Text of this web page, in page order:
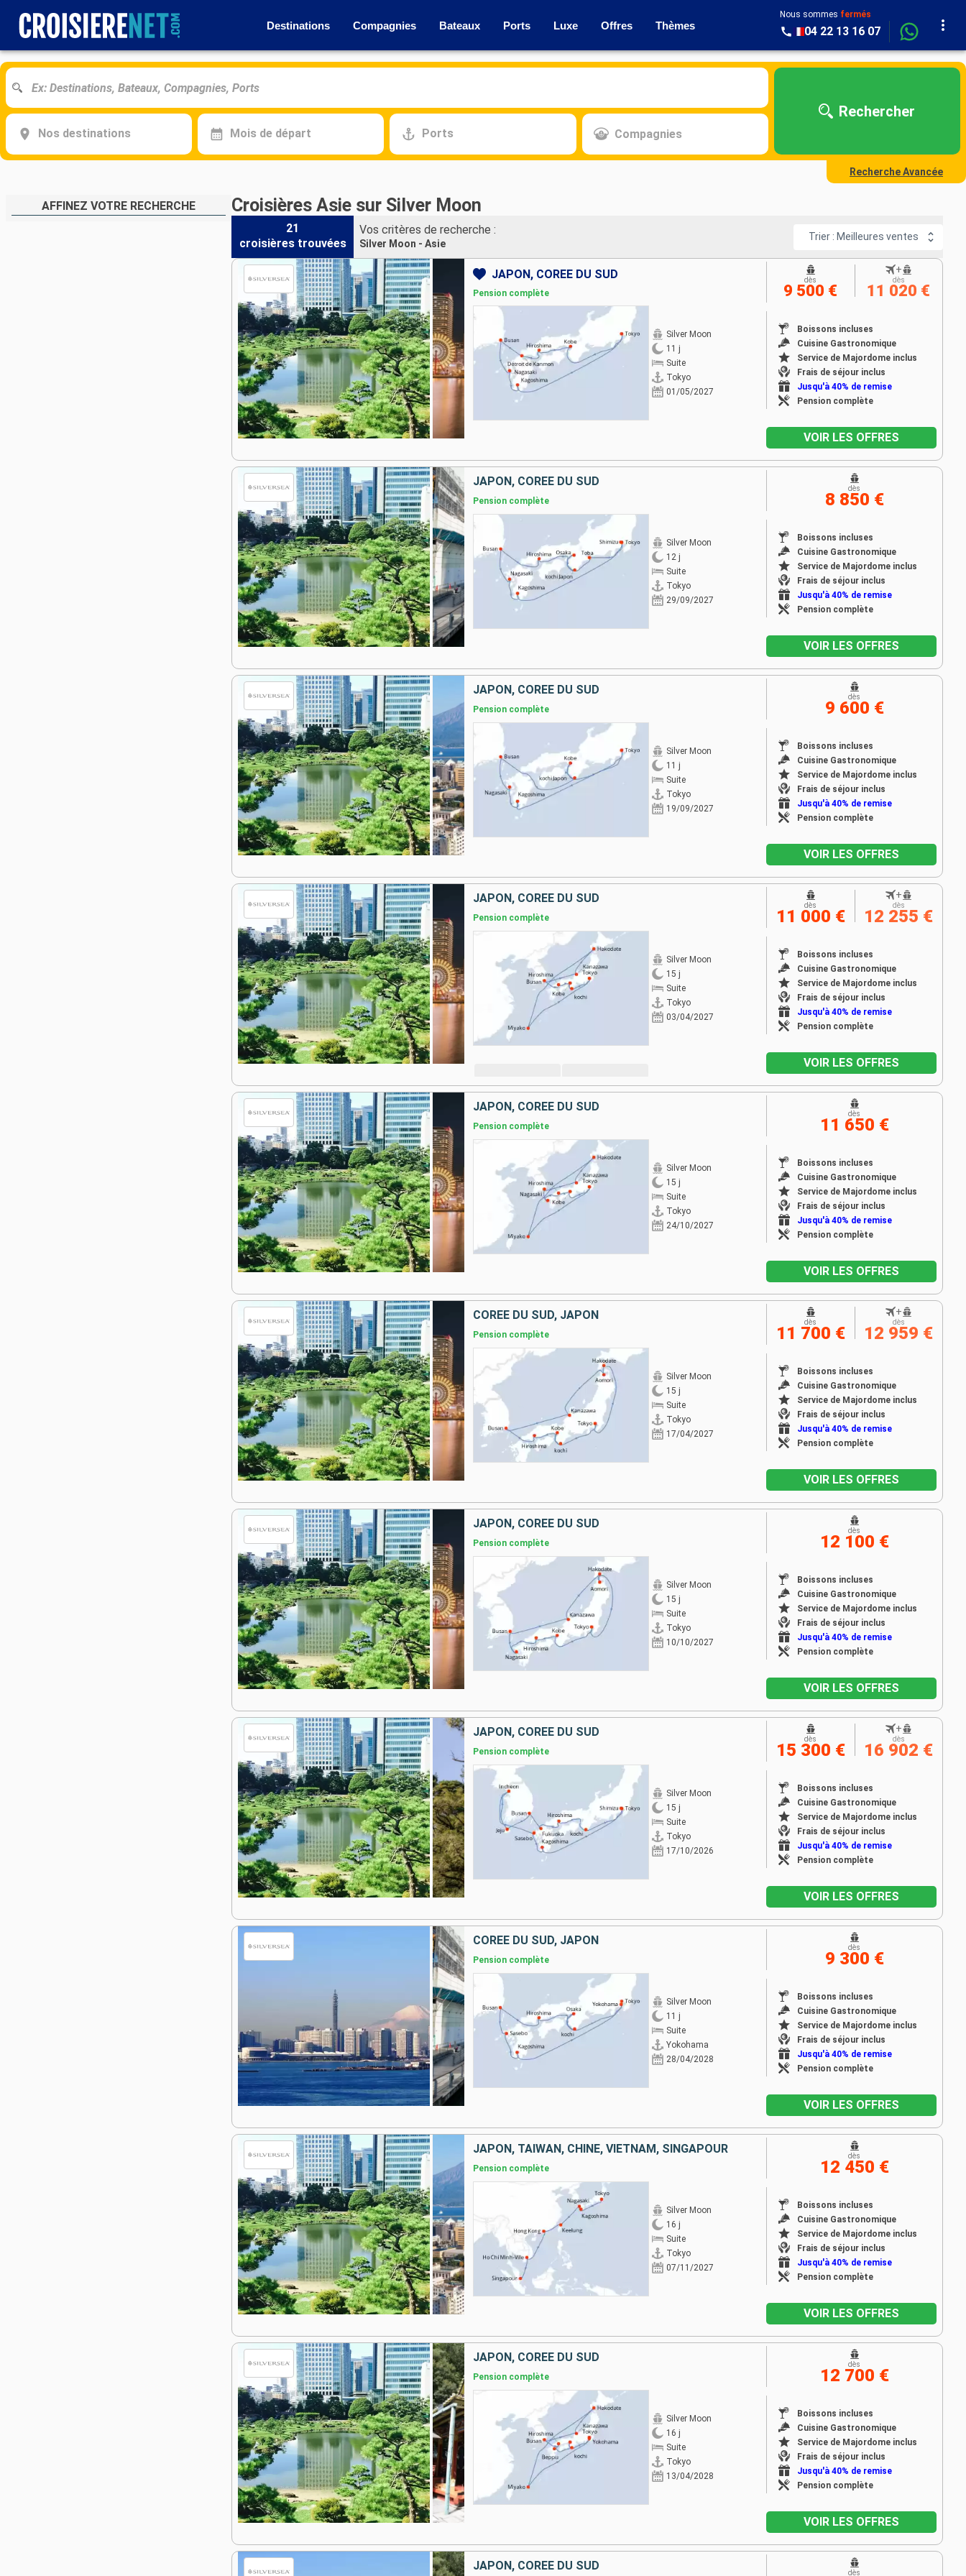
Destinations Compagnies Bateaux Ports Luxe Offres Thèmes
Nous sommes fermés
04 22 13 16 07
Nos destinations Mois de départ Ports Compagnies
Rechercher
Recherche Avancée
AFFINEZ VOTRE RECHERCHE Croisières Asie sur Silver Moon
21
croisières trouvées
Vos critères de recherche :
Silver Moon - Asie
Trier : Meilleures ventes
JAPON, CORÉE DU SUD
Pension complète
Silver Moon
11 j
Suite
Tokyo
01/05/2027
Boissons incluses
Cuisine Gastronomique
Service de Majordome inclus
Frais de séjour inclus
Jusqu'à 40% de remise
Pension complète
dès
9 500 €
+
dès
11 020 €
VOIR LES OFFRES
JAPON, CORÉE DU SUD
Pension complète
Silver Moon
12 j
Suite
Tokyo
29/09/2027
Boissons incluses
Cuisine Gastronomique
Service de Majordome inclus
Frais de séjour inclus
Jusqu'à 40% de remise
Pension complète
dès
8 850 €
VOIR LES OFFRES
JAPON, CORÉE DU SUD
Pension complète
Silver Moon
11 j
Suite
Tokyo
19/09/2027
Boissons incluses
Cuisine Gastronomique
Service de Majordome inclus
Frais de séjour inclus
Jusqu'à 40% de remise
Pension complète
dès
9 600 €
VOIR LES OFFRES
JAPON, CORÉE DU SUD
Pension complète
Silver Moon
15 j
Suite
Tokyo
03/04/2027
Boissons incluses
Cuisine Gastronomique
Service de Majordome inclus
Frais de séjour inclus
Jusqu'à 40% de remise
Pension complète
dès
11 000 €
+
dès
12 255 €
VOIR LES OFFRES
JAPON, CORÉE DU SUD
Pension complète
Silver Moon
15 j
Suite
Tokyo
24/10/2027
Boissons incluses
Cuisine Gastronomique
Service de Majordome inclus
Frais de séjour inclus
Jusqu'à 40% de remise
Pension complète
dès
11 650 €
VOIR LES OFFRES
CORÉE DU SUD, JAPON
Pension complète
Silver Moon
15 j
Suite
Tokyo
17/04/2027
Boissons incluses
Cuisine Gastronomique
Service de Majordome inclus
Frais de séjour inclus
Jusqu'à 40% de remise
Pension complète
dès
11 700 €
+
dès
12 959 €
VOIR LES OFFRES
JAPON, CORÉE DU SUD
Pension complète
Silver Moon
15 j
Suite
Tokyo
10/10/2027
Boissons incluses
Cuisine Gastronomique
Service de Majordome inclus
Frais de séjour inclus
Jusqu'à 40% de remise
Pension complète
dès
12 100 €
VOIR LES OFFRES
JAPON, CORÉE DU SUD
Pension complète
Silver Moon
15 j
Suite
Tokyo
17/10/2026
Boissons incluses
Cuisine Gastronomique
Service de Majordome inclus
Frais de séjour inclus
Jusqu'à 40% de remise
Pension complète
dès
15 300 €
+
dès
16 902 €
VOIR LES OFFRES
CORÉE DU SUD, JAPON
Pension complète
Silver Moon
11 j
Suite
Yokohama
28/04/2028
Boissons incluses
Cuisine Gastronomique
Service de Majordome inclus
Frais de séjour inclus
Jusqu'à 40% de remise
Pension complète
dès
9 300 €
VOIR LES OFFRES
JAPON, TAÏWAN, CHINE, VIETNAM, SINGAPOUR
Pension complète
Silver Moon
16 j
Suite
Tokyo
07/11/2027
Boissons incluses
Cuisine Gastronomique
Service de Majordome inclus
Frais de séjour inclus
Jusqu'à 40% de remise
Pension complète
dès
12 450 €
VOIR LES OFFRES
JAPON, CORÉE DU SUD
Pension complète
Silver Moon
16 j
Suite
Tokyo
13/04/2028
Boissons incluses
Cuisine Gastronomique
Service de Majordome inclus
Frais de séjour inclus
Jusqu'à 40% de remise
Pension complète
dès
12 700 €
VOIR LES OFFRES
JAPON, CORÉE DU SUD
dès